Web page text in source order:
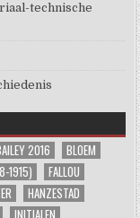
technische
2016
BLOEM
1915)
FALLOU
HANZESTAD